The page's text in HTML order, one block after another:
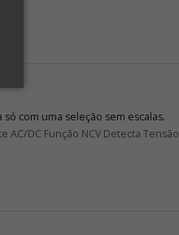
com uma seleção sem escalas.
DC Função NCV Detecta